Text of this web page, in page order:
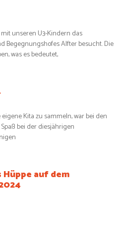
unseren U3-Kindern das
Begegnungshofes Alfter besucht. Die
was es bedeutet,
Kita zu sammeln, war bei den
bei der diesjährigen
Hüppe auf dem